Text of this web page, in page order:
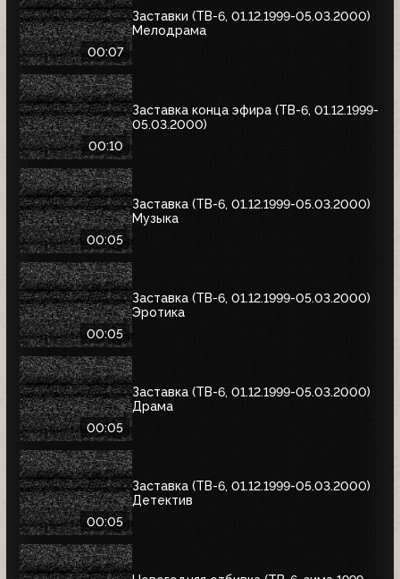
00:07
Заставки (ТВ-6, 01.12.1999-05.03.2000)
Мелодрама
00:10
Заставка конца эфира (ТВ-6, 01.12.1999-
05.03.2000)
00:05
Заставка (ТВ-6, 01.12.1999-05.03.2000)
Музыка
00:05
Заставка (ТВ-6, 01.12.1999-05.03.2000)
Эротика
00:05
Заставка (ТВ-6, 01.12.1999-05.03.2000)
Драма
00:05
Заставка (ТВ-6, 01.12.1999-05.03.2000)
Детектив